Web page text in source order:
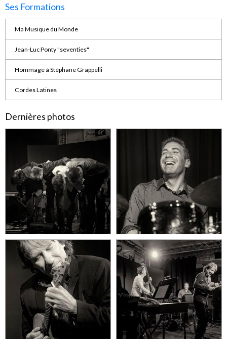
Ses Formations
Ma Musique du Monde
Jean-Luc Ponty "seventies"
Hommage à Stéphane Grappelli
Cordes Latines
Dernières photos